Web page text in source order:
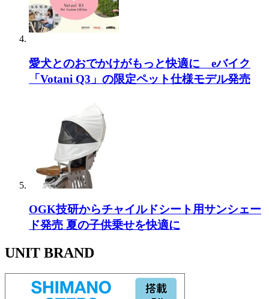
愛犬とのおでかけがもっと快適に eバイク
「Votani Q3」の限定ペット仕様モデル発売
OGK技研からチャイルドシート用サンシェー
ド発売 夏の子供乗せを快適に
UNIT BRAND